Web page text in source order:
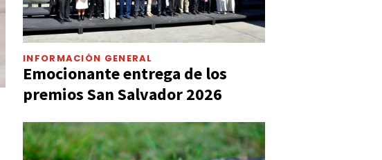
INFORMACIÓN GENERAL
Emocionante entrega de los
premios San Salvador 2026